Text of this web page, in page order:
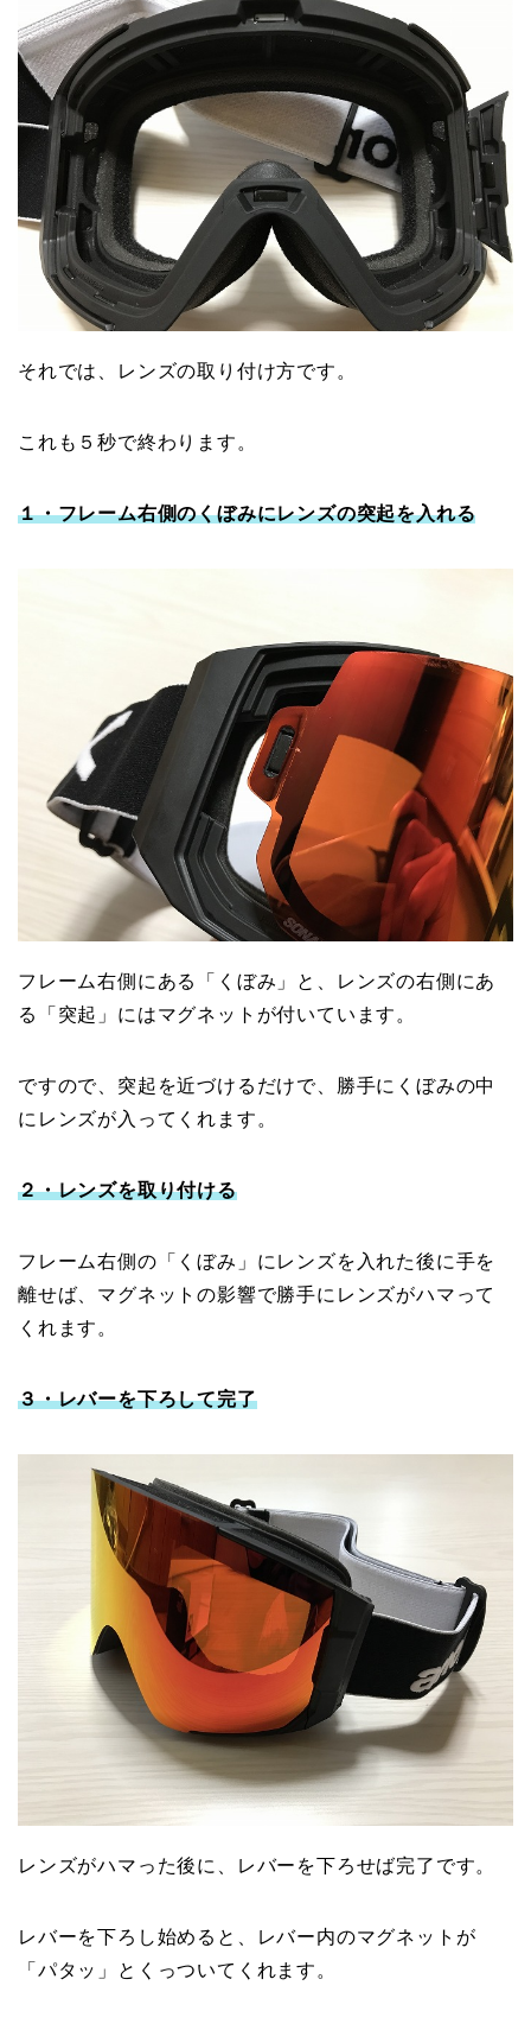
それでは、レンズの取り付け方です。
これも５秒で終わります。
１・フレーム右側のくぼみにレンズの突起を入れる
フレーム右側にある「くぼみ」と、レンズの右側にあ
る「突起」にはマグネットが付いています。
ですので、突起を近づけるだけで、勝手にくぼみの中
にレンズが入ってくれます。
２・レンズを取り付ける
フレーム右側の「くぼみ」にレンズを入れた後に手を
離せば、マグネットの影響で勝手にレンズがハマって
くれます。
３・レバーを下ろして完了
レンズがハマった後に、レバーを下ろせば完了です。
レバーを下ろし始めると、レバー内のマグネットが
「パタッ」とくっついてくれます。